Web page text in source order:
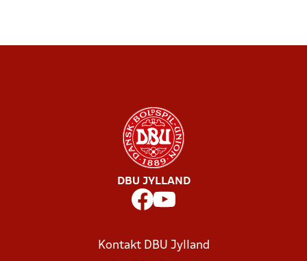
DBU JYLLAND
Kontakt DBU Jylland